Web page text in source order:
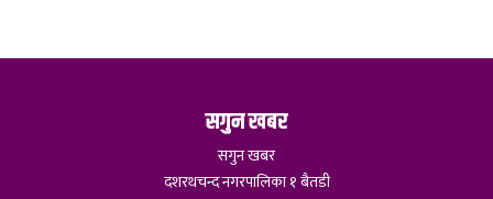
सगुन खबर
सगुन खबर
दशरथचन्द नगरपालिका १ बैतडी